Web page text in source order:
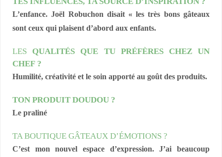
L’enfance. Joël Robuchon disait « les très bons gâteaux
sont ceux qui plaisent d’abord aux enfants.
LES QUALITÉS QUE TU PRÉFÈRES CHEZ UN
CHEF ?
Humilité, créativité et le soin apporté au goût des produits.
TON PRODUIT DOUDOU ?
Le praliné
TA BOUTIQUE GÂTEAUX D’ÉMOTIONS ?
C’est mon nouvel espace d’expression. J’ai beaucoup